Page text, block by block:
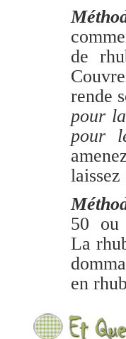
de
rende
pour
pour
laissez
50 ou
La
en